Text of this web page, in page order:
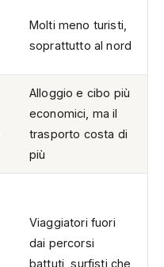
Molti meno turisti,
soprattutto al nord
Alloggio e cibo più
economici, ma il
trasporto costa di
più
Viaggiatori fuori
dai percorsi
battuti, surfisti che